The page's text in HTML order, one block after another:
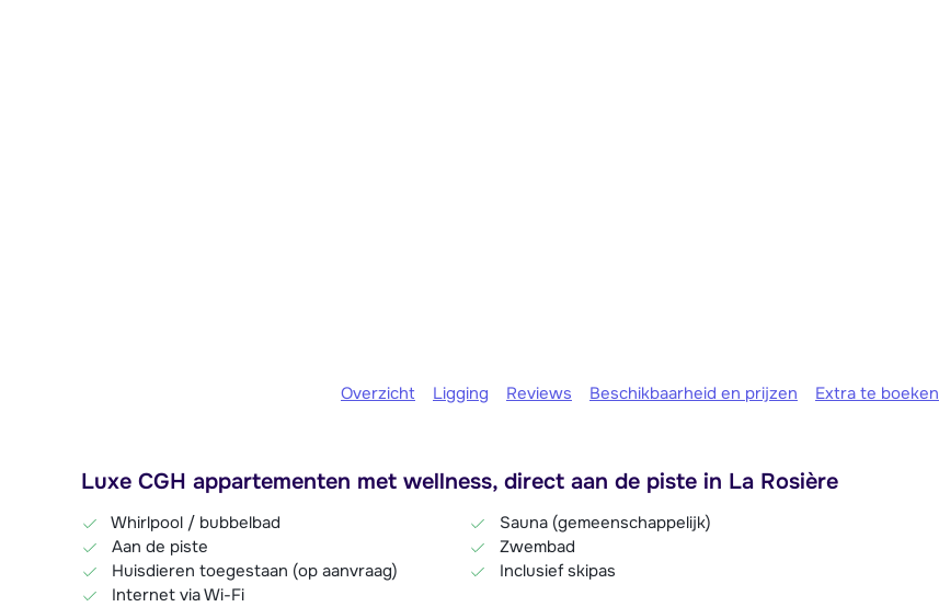
Overzicht Ligging Reviews Beschikbaarheid en prijzen Extra te boeken
Luxe CGH appartementen met wellness, direct aan de piste in La Rosière
Whirlpool / bubbelbad
Aan de piste
Huisdieren toegestaan (op aanvraag)
Internet via Wi-Fi
Sauna (gemeenschappelijk)
Zwembad
Inclusief skipas